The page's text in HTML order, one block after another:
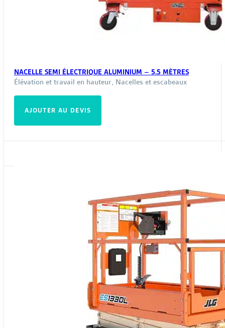
NACELLE SEMI ÉLECTRIQUE ALUMINIUM – 5.5 MÈTRES
Élévation et travail en hauteur, Nacelles et escabeaux
AJOUTER AU DEVIS